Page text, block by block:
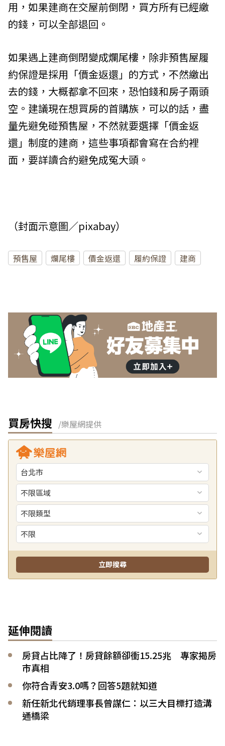
用，如果建商在交屋前倒閉，買方所有已經繳
的錢，可以全部退回。
如果遇上建商倒閉變成爛尾樓，除非預售屋履
約保證是採用「價金返還」的方式，不然繳出
去的錢，大概都拿不回來，恐怕錢和房子兩頭
空。建議現在想買房的首購族，可以的話，盡
量先避免碰預售屋，不然就要選擇「價金返
還」制度的建商，這些事項都會寫在合約裡
面，要詳讀合約避免成冤大頭。
（封面示意圖／pixabay）
預售屋 爛尾樓 價金返還 履約保證 建商
買房快搜 /樂屋網提供
延伸閱讀
房貸占比降了！房貸餘額卻衝15.25兆 專家揭房
市真相
你符合青安3.0嗎？回答5題就知道
新任新北代銷理事長曾謀仁：以三大目標打造溝
通橋梁